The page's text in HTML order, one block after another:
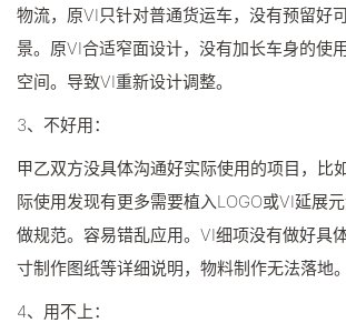
物流，原VI只针对普通货运车，没有预留好
景。原VI合适窄面设计，没有加长车身的使
空间。导致VI重新设计调整。
3、不好用：
甲乙双方没具体沟通好实际使用的项目，比
际使用发现有更多需要植入LOGO或VI延展
做规范。容易错乱应用。VI细项没有做好具
寸制作图纸等详细说明，物料制作无法落地。
4、用不上：